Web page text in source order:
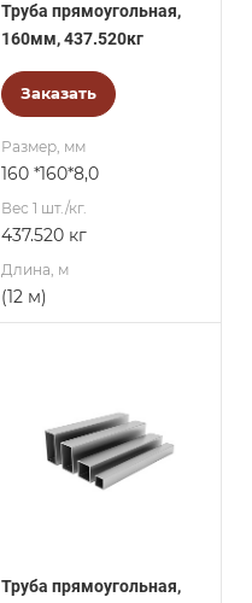
Труба прямоугольная,
160мм, 437.520кг
Заказать
Размер, мм
160 *160*8,0
Вес 1 шт./кг.
437.520 кг
Длина, м
(12 м)
Труба прямоугольная,